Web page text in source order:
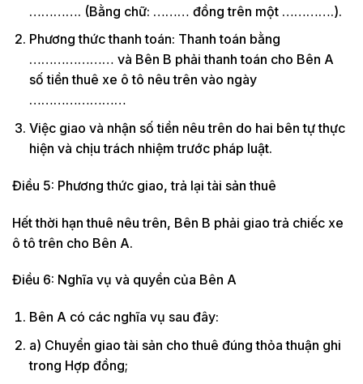
…………. (Bằng chữ: ……… đồng trên một ………….).
Phương thức thanh toán: Thanh toán bằng
………………… và Bên B phải thanh toán cho Bên A
số tiền thuê xe ô tô nêu trên vào ngày
……………………
Việc giao và nhận số tiền nêu trên do hai bên tự thực
hiện và chịu trách nhiệm trước pháp luật.
Điều 5: Phương thức giao, trả lại tài sản thuê
Hết thời hạn thuê nêu trên, Bên B phải giao trả chiếc xe
ô tô trên cho Bên A.
Điều 6: Nghĩa vụ và quyền của Bên A
Bên A có các nghĩa vụ sau đây:
a) Chuyển giao tài sản cho thuê đúng thỏa thuận ghi
trong Hợp đồng;